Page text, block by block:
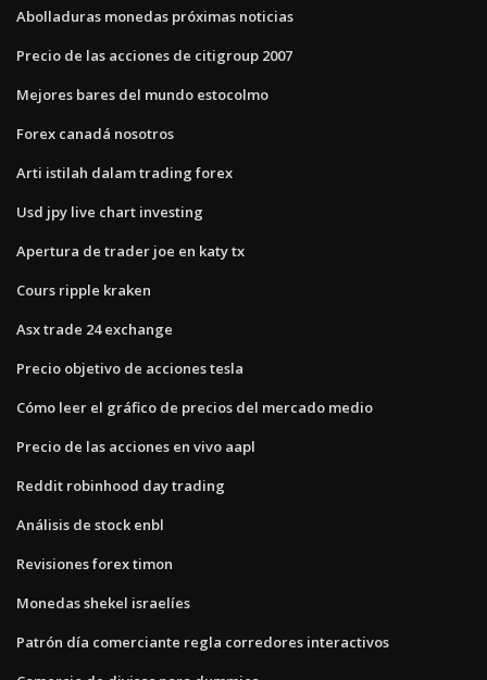
Abolladuras monedas próximas noticias
Precio de las acciones de citigroup 2007
Mejores bares del mundo estocolmo
Forex canadá nosotros
Arti istilah dalam trading forex
Usd jpy live chart investing
Apertura de trader joe en katy tx
Cours ripple kraken
Asx trade 24 exchange
Precio objetivo de acciones tesla
Cómo leer el gráfico de precios del mercado medio
Precio de las acciones en vivo aapl
Reddit robinhood day trading
Análisis de stock enbl
Revisiones forex timon
Monedas shekel israelíes
Patrón día comerciante regla corredores interactivos